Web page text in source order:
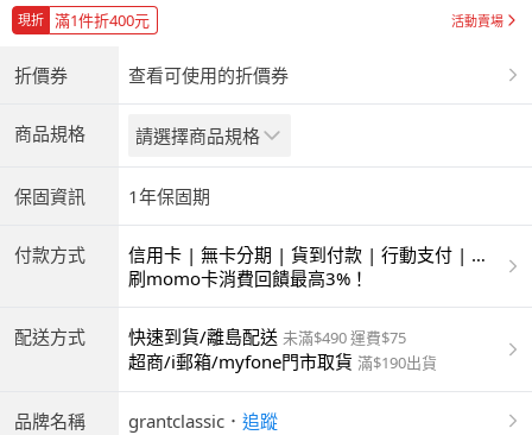
現折 滿1件折400元 活動賣場
折價券 查看可使用的折價券
商品規格 請選擇商品規格
保固資訊 1年保固期
付款方式
信用卡 | 無卡分期 | 貨到付款 | 行動支付 | 超
商付款 | ATM | 銀聯卡
刷momo卡消費回饋最高3%！
配送方式 快速到貨/離島配送 未滿$490 運費$75
超商/i郵箱/myfone門市取貨 滿$190出貨
品牌名稱 grantclassic ． 追蹤